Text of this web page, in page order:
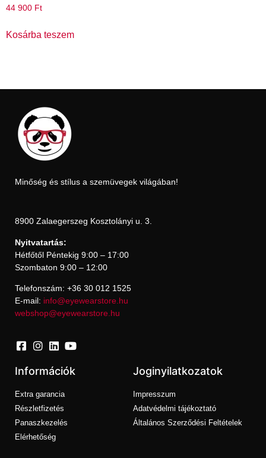
44 900 Ft
Kosárba teszem
Minőség és stílus a szemüvegek világában!
8900 Zalaegerszeg Kosztolányi u. 3.
Nyitvatartás:
Hétfőtől Péntekig 9:00 – 17:00
Szombaton 9:00 – 12:00
Telefonszám: +36 30 012 1525
E-mail: info@eyewearstore.hu
webshop@eyewearstore.hu
Információk
Extra garancia
Részletfizetés
Panaszkezelés
Elérhetőség
Joginyilatkozatok
Impresszum
Adatvédelmi tájékoztató
Általános Szerződési Feltételek